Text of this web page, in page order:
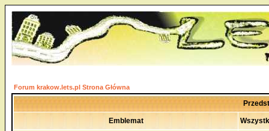
Forum krakow.lets.pl Strona Główna
Emblemat